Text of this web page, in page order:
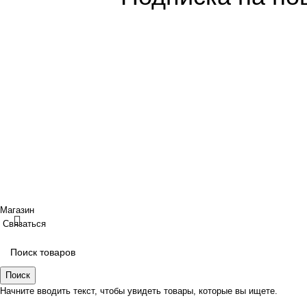
Поиск
Начните вводить текст, чтобы увидеть товары, которые вы ищете.
Магазин
Связаться